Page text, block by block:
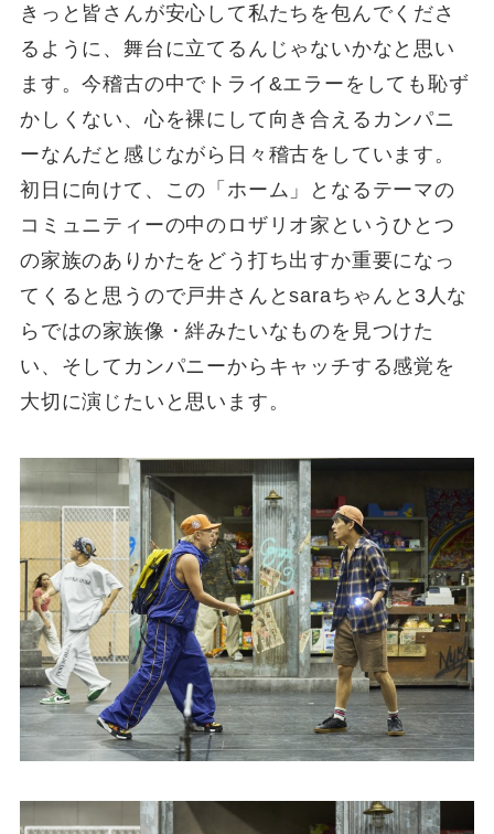
きっと皆さんが安心して私たちを包んでくださ
るように、舞台に立てるんじゃないかなと思い
ます。今稽古の中でトライ&エラーをしても恥ず
かしくない、心を裸にして向き合えるカンパニ
ーなんだと感じながら日々稽古をしています。
初日に向けて、この「ホーム」となるテーマの
コミュニティーの中のロザリオ家というひとつ
の家族のありかたをどう打ち出すか重要になっ
てくると思うので戸井さんとsaraちゃんと3人な
らではの家族像・絆みたいなものを見つけた
い、そしてカンパニーからキャッチする感覚を
大切に演じたいと思います。